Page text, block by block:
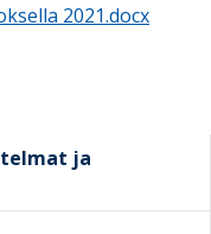
2021.docx
ja